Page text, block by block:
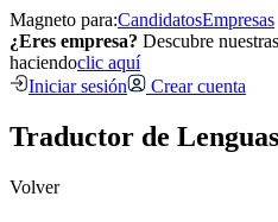
Magneto para:CandidatosEmpresas
¿Eres empresa? Descubre
haciendoclic aquí
Iniciar sesión
Crear cuenta
Traductor de
Volver